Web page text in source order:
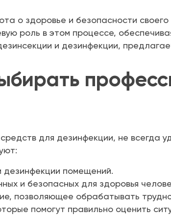
о здоровье и безопасности
роль в этом процессе,
и дезинфекции,
для дезинфекции, не всегда
дезинфекции помещений.
и безопасных для здоровья
позволяющее обрабатывать
помогут правильно оценить